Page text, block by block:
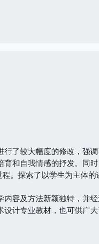
了较大幅度的修改，强
和自我情感的抒发。同
。探索了以学生为主体
容及方法新颖独特，并
计专业教材，也可供广